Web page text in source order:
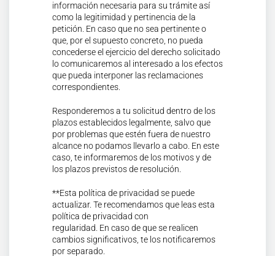
información necesaria para su trámite así
como la legitimidad y pertinencia de la
petición. En caso que no sea pertinente o
que, por el supuesto concreto, no pueda
concederse el ejercicio del derecho solicitado
lo comunicaremos al interesado a los efectos
que pueda interponer las reclamaciones
correspondientes.
Responderemos a tu solicitud dentro de los
plazos establecidos legalmente, salvo que
por problemas que estén fuera de nuestro
alcance no podamos llevarlo a cabo. En este
caso, te informaremos de los motivos y de
los plazos previstos de resolución.
**Esta política de privacidad se puede
actualizar. Te recomendamos que leas esta
política de privacidad con
regularidad. En caso de que se realicen
cambios significativos, te los notificaremos
por separado.